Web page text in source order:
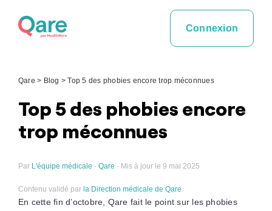
Connexion
Qare > Blog >Top 5 des phobies encore trop méconnues
Top 5 des phobies encore
trop méconnues
Par L'équipe médicale · Qare · Mis à jour le 9 mai 2025
Contenu validé par la Direction médicale de Qare.
En cette fin d’octobre, Qare fait le point sur les phobies